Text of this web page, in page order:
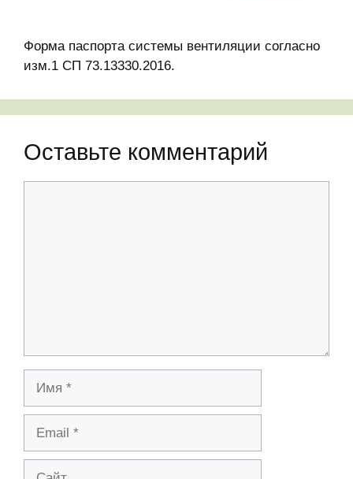
Форма паспорта системы вентиляции согласно
изм.1 СП 73.13330.2016.
Оставьте комментарий